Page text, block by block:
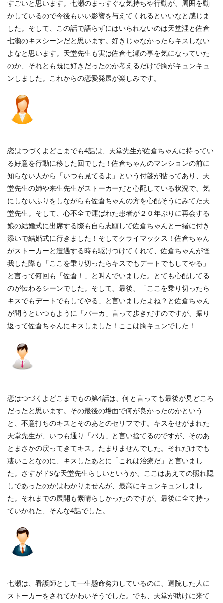
すごいと思います。七瀬のまっすぐな気持ちや行動が、周囲を動
かしているので今後もいい影響を与えてくれるといいなと感じま
した。そして、この話で語らずにはいられないのは天堂浬と佐倉
七瀬のキスシーンだと思います。好きじゃなかったらキスしない
よなと思います。天堂先生も実は佐倉七瀬の事を気になっていた
のか、それとも既に好きだったのか考えるだけで胸がキュンキュ
ンしました。これからの恋愛発展が楽しみです。
恋はつづくよどこまでも4話は、天堂先生が佐倉ちゃんに持ってい
る好意を行動に移した回でした！佐倉ちゃんのマンションの前に
知らない人から「いつも見てるよ」という付箋が貼ってあり、天
堂先生の姉や来生先生がストーカーだと心配している状況で、気
にしないふりをしながらも佐倉ちゃんの方を心配そうにみてた天
堂先生。そして、心不全で運ばれた患者が２０年ぶりに再会する
娘の結婚式に出席する際も自ら志願して佐倉ちゃんと一緒に付き
添いで結婚式に行きました！そしてクライマックス！佐倉ちゃん
がストーカーと遭遇する時も駆けつけてくれて、佐倉ちゃんが怪
我した際も「ここを乗り切ったらキスでもデートでもしてやる」
と言って何回も「佐倉！」と叫んでいました。とても心配してる
のが伝わるシーンでした。そして、最後、「ここを乗り切ったら
キスでもデートでもしてやる」と言いましたよね？と佐倉ちゃん
が問うといつもように「バーカ」言って歩きだすのですが、振り
返って佐倉ちゃんにキスしました！ここは胸キュンでした！
恋はつづくよどこまでもの第4話は、何と言っても最後が見どころ
だったと思います。その最後の場面で何が良かったのかという
と、不意打ちのキスとそのあとのセリフです。キスをせがまれた
天堂先生が、いつも通り「バカ」と言い捨てるのですが、そのあ
とまさかの戻ってきてキス。たまりませんでした。それだけでも
凄いことなのに、キスしたあとに「これは治療だ」と言いまし
た。さすがドSな天堂先生らしいというか、ここはあえての照れ隠
しであったのかはわかりませんが、最高にキュンキュンしまし
た。それまでの展開も素晴らしかったのですが、最後に全て持っ
ていかれた、そんな4話でした。
七瀬は、看護師として一生懸命努力しているのに、退院した人に
ストーカーをされてかわいそうでした。でも、天堂が助けに来て